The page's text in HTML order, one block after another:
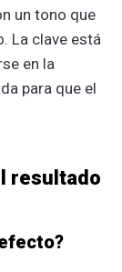
un tono que
La clave está
en la
para que el
resultado